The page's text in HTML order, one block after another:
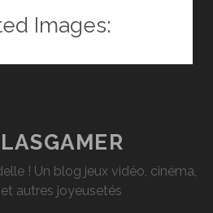
WARHAMMER
Images:
! Un blog jeux vidéo, cinéma,
autres joyeusetés